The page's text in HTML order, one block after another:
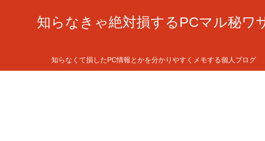
知らなきゃ絶対損するPCマル秘ワ
知らなくて損したPC情報とかを分かりやすくメモする個人ブログ